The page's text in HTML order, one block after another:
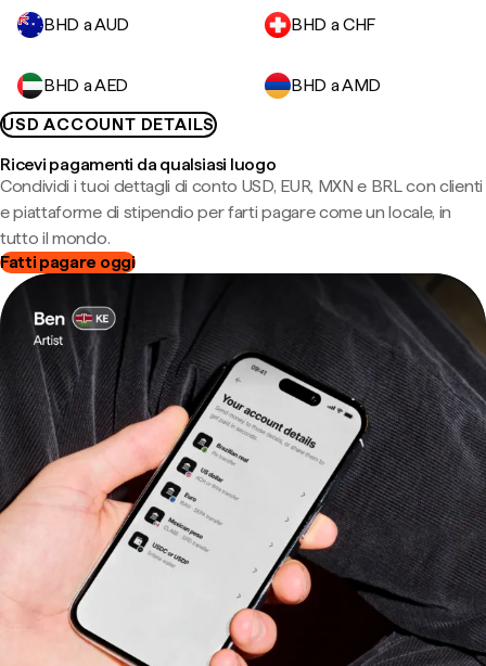
BHD a AUD BHD a CHF
BHD a AED
BHD a AMD
USD ACCOUNT DETAILS
Ricevi pagamenti da qualsiasi luogo
Condividi i tuoi dettagli di conto USD, EUR, MXN e BRL con clienti
e piattaforme di stipendio per farti pagare come un locale, in
tutto il mondo.
Fatti pagare oggi